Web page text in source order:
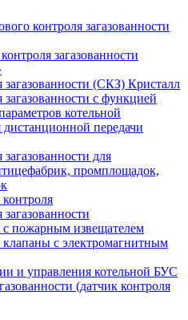
контроля загазованности
загазованности
(СКЗ) Кристалл
с функцией
котельной
передачи
для
промплощадок,
с пожарным извещателем
клапаны с электромагнитным
и управления котельной БУС
(датчик контроля